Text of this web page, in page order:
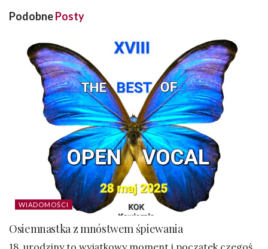
PodobnePosty
WIADOMOŚCI
Osiemnastka z mnóstwem śpiewania
18. urodziny to wyjątkowy moment i początek czegoś